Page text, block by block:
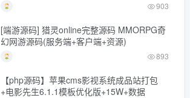
903
[端游源码] 猎灵online完整源码 MMORPG奇
幻网游源码(服务端+客户端+资源)
893
【php源码】苹果cms影视系统成品站打包
+电影先生6.1.1模板优化版+15W+数据